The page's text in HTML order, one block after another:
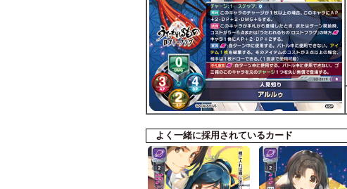
よく一緒に採用されているカード